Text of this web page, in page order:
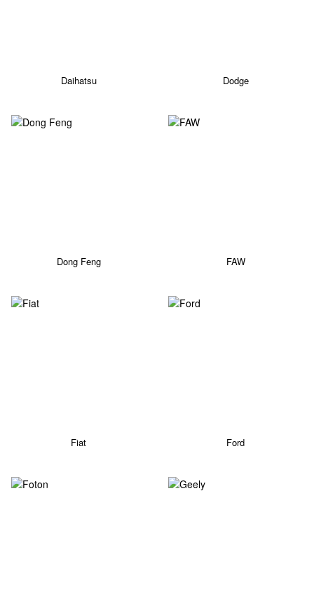
Daihatsu Dodge
Dong Feng FAW
Fiat Ford